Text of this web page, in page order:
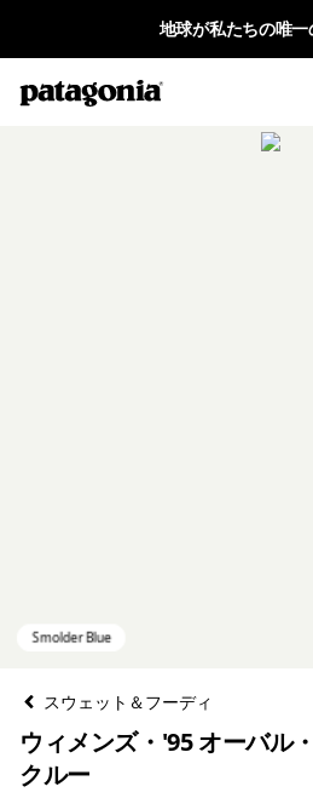
地球が私たちの唯
スウェット＆フーディ
ウィメンズ・'95 オーバル
クルー